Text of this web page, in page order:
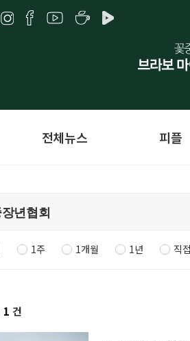
전체뉴스 피플
1주 1개월 1년 직
1 건